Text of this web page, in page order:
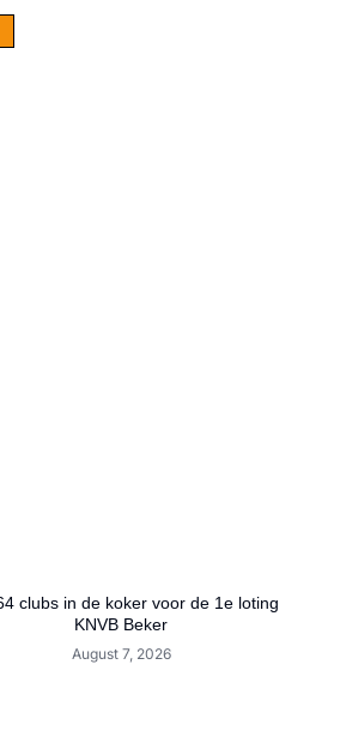
clubs in de koker voor de 1e loting
KNVB Beker
August 7, 2026